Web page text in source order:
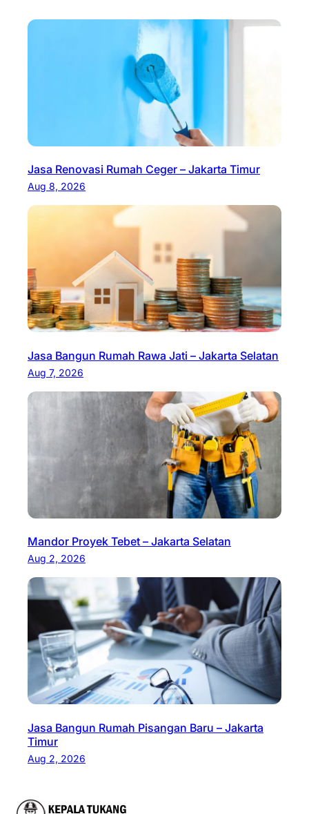
Jasa Renovasi Rumah Ceger – Jakarta Timur
Aug 8, 2026
Jasa Bangun Rumah Rawa Jati – Jakarta Selatan
Aug 7, 2026
Mandor Proyek Tebet – Jakarta Selatan
Aug 2, 2026
Jasa Bangun Rumah Pisangan Baru – Jakarta
Timur
Aug 2, 2026